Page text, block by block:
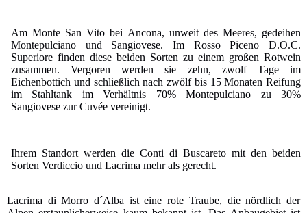
Am Monte San Vito bei Ancona, unweit des Meeres, gedeihen
Montepulciano und Sangiovese. Im Rosso Piceno D.O.C.
Superiore finden diese beiden Sorten zu einem großen Rotwein
zusammen. Vergoren werden sie zehn, zwolf Tage im
Eichenbottich und schließlich nach zwölf bis 15 Monaten Reifung
im Stahltank im Verhältnis 70% Montepulciano zu 30%
Sangiovese zur Cuvée vereinigt.
Ihrem Standort werden die Conti di Buscareto mit den beiden
Sorten Verdiccio und Lacrima mehr als gerecht.
Lacrima di Morro d´Alba ist eine rote Traube, die nördlich der